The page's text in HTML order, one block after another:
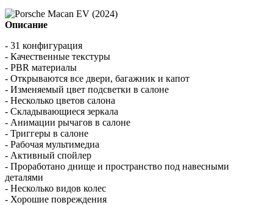
Описание
- 31 конфигурация
- Качественные текстуры
- PBR материалы
- Открываются все двери, багажник и капот
- Изменяемый цвет подсветки в салоне
- Несколько цветов салона
- Складывающиеся зеркала
- Анимации рычагов в салоне
- Триггеры в салоне
- Рабочая мультимедиа
- Активный спойлер
- Проработано днище и пространство под навесными
деталями
- Несколько видов колес
- Хорошие повреждения